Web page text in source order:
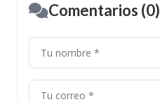
Comentarios (0)